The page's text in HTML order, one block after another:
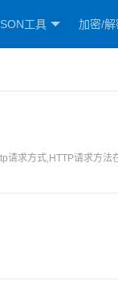
工具 加密/解
请求方式,HTTP请求方